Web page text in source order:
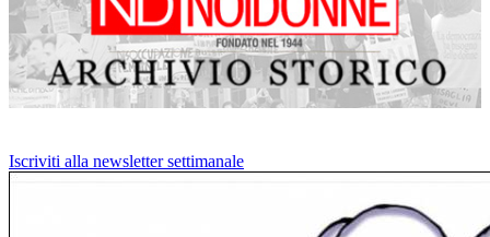
Iscriviti alla newsletter settimanale